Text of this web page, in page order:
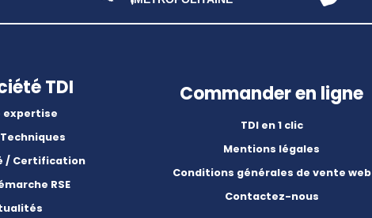
TDI
expertise
/ Certification
RSE
Commander en ligne
TDI en 1 clic
Mentions légales
Conditions générales de vente web
Contactez-nous